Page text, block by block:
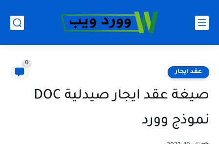
عقد ايجار
0
صيغة عقد ايجار صيدلية DOC
نموذج وورد